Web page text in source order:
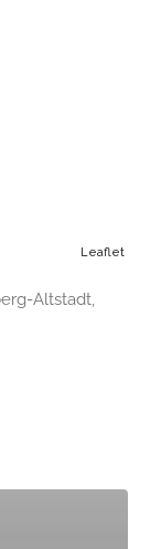
Leaflet
Altstadt,